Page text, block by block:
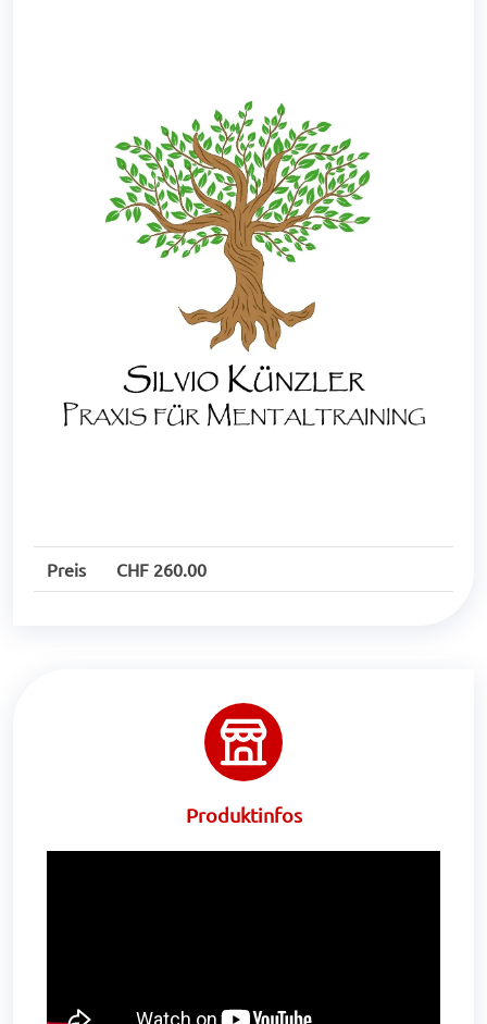
Preis CHF 260.00
Produktinfos